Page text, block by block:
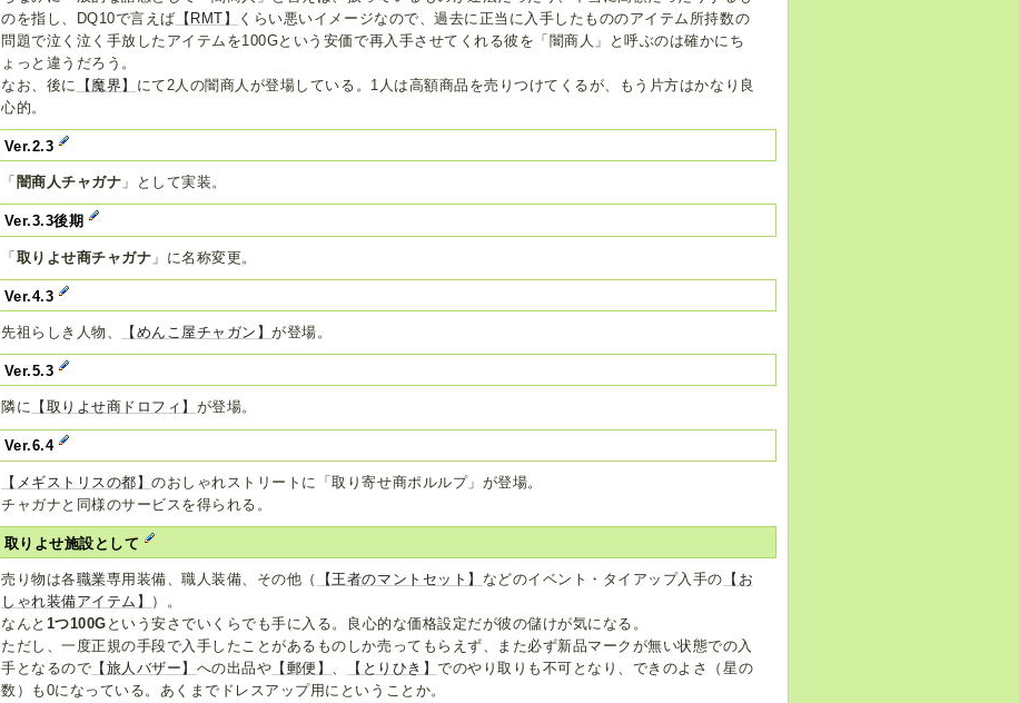
のを指し、DQ10で言えば 【RMT】
くらい悪いイメージなので、過去に正当に入手したもののアイテム所持数の
問題で泣く泣く手放したアイテムを100Gという安価で再入手させてくれる彼を「闇商人」と呼ぶのは確かにち
ょっと違うだろう。
なお、後に
【魔界】 にて2人の闇商人が登場している。1人は高額商品を売りつけてくるが、もう片方はかなり良
心的。
Ver.2.3
「 闇商人チャガナ 」として実装。
Ver.3.3後期
「取りよせ商チャガナ 」に名称変更。
Ver.4.3
先祖らしき人物、 【めんこ屋チャガン】が登場。
Ver.5.3
隣に 【取りよせ商ドロフィ】 が登場。
Ver.6.4
【メギストリスの都】のおしゃれストリートに「取り寄せ商ポルルプ」が登場。
チャガナと同様のサービスを得られる。
取りよせ施設として
売り物は各職業専用装備、職人装備、その他（ 【王者のマントセット】 などのイベント・タイアップ入手の 【お
しゃれ装備アイテム】
）。
なんと 1つ100G という安さでいくらでも手に入る。良心的な価格設定だが彼の儲けが気になる。
ただし、一度正規の手段で入手したことがあるものしか売ってもらえず、また必ず新品マークが無い状態での入
手となるので 【旅人バザー】 への出品や 【郵便】 、 【とりひき】でのやり取りも不可となり、できのよさ（星の
数）も0になっている。あくまでドレスアップ用にということか。